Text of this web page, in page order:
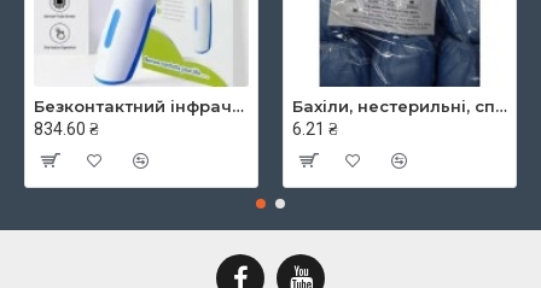
Безконтактний інфрачервоний термометр JXB-182, ТМ Berrcom
834.60 ₴
Бахіли, нестерильні, спанбонд, щільність - 30г/м2, середні, блакитні, ТМ Славна
6.21 ₴